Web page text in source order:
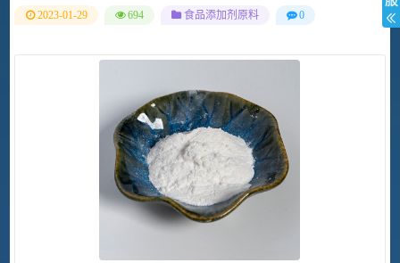
2023-01-29 694 食品添加剂原料 0